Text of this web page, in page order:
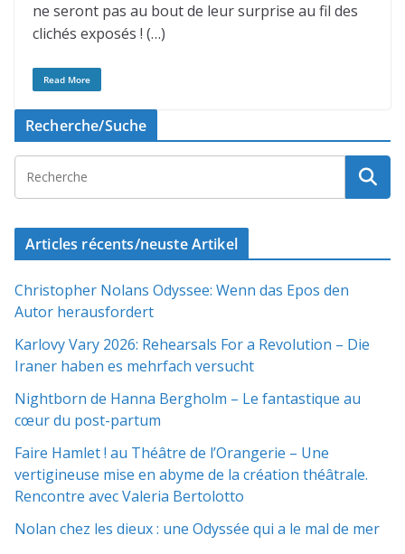
ne seront pas au bout de leur surprise au fil des
clichés exposés ! (…)
Read More
Recherche/Suche
Articles récents/neuste Artikel
Christopher Nolans Odyssee: Wenn das Epos den
Autor herausfordert
Karlovy Vary 2026: Rehearsals For a Revolution – Die
Iraner haben es mehrfach versucht
Nightborn de Hanna Bergholm – Le fantastique au
cœur du post-partum
Faire Hamlet ! au Théâtre de l’Orangerie – Une
vertigineuse mise en abyme de la création théâtrale.
Rencontre avec Valeria Bertolotto
Nolan chez les dieux : une Odyssée qui a le mal de mer